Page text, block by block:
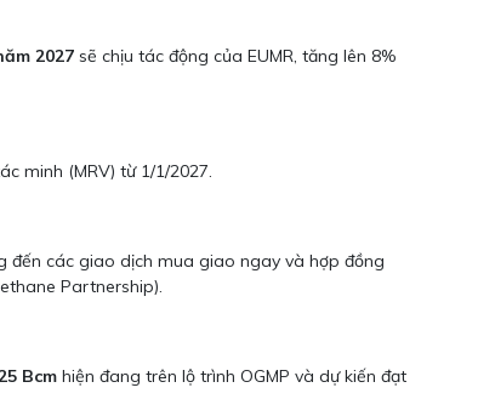
2027 sẽ chịu tác động của EUMR, tăng lên 8%
minh (MRV) từ 1/1/2027.
đến các giao dịch mua giao ngay và hợp đồng
Partnership).
Bcm hiện đang trên lộ trình OGMP và dự kiến đạt